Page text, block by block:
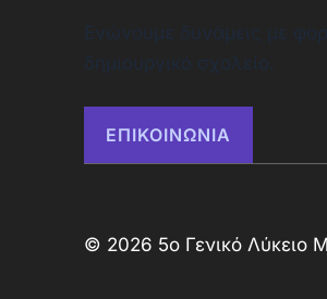
Ενώνουμε δυνάμεις με
δημιουργικό σχολείο.
ΕΠΙΚΟΙΝΩΝΙΑ
© 2026 5ο Γενικό Λύκειο